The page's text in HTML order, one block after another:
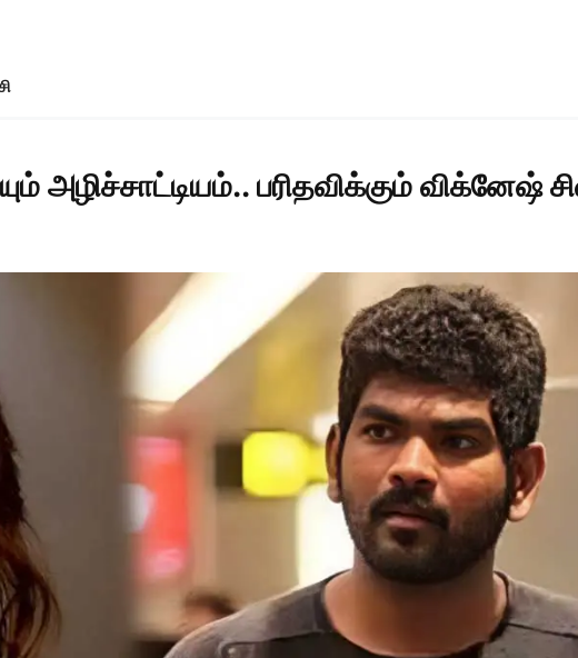
அழிச்சாட்டியம்.. பரிதவிக்கும் விக்னேஷ்